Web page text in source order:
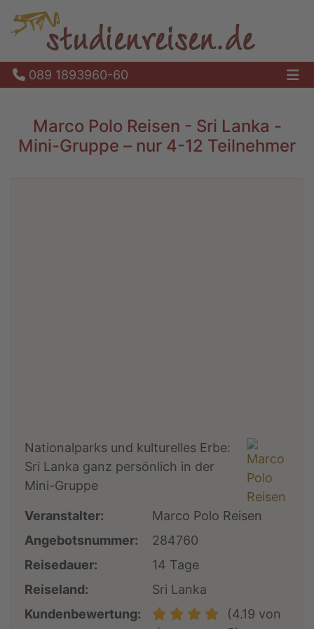
089 1893960-60
Marco Polo Reisen - Sri Lanka -
Mini-Gruppe – nur 4-12 Teilnehmer
Nationalparks und kulturelles Erbe:
Sri Lanka ganz persönlich in der
Mini-Gruppe
Veranstalter:
Marco Polo Reisen
Angebotsnummer:
284760
Reisedauer:
14 Tage
Reiseland:
Sri Lanka
Kundenbewertung:
(4.19 von